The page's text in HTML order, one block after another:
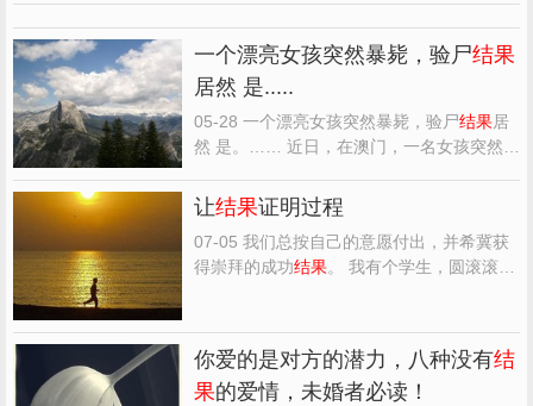
够。 ◎千万别在最能吃苦的年纪选择了安逸
当你不去旅行，不去冒险，不去拼一份奖学
金，不过没试过的生...
一个漂亮女孩突然暴毙，验尸结果
居然 是.....
05-28 一个漂亮女孩突然暴毙，验尸结果居
然 是。…… 近日，在澳门，一名女孩突然无
黄泉， 经过初步验尸.断定为因砒霜中毒而死
亡。那砒霜从何而来？一名医学院的教授被
邀赶来协助调查。 教授仔细地察看了死者胃
中取物，不到...
让结果证明过程
07-05 我们总按自己的意愿付出，并希冀获
得崇拜的成功结果。 我有个学生，圆滚滚的
还没有进步呢？ 我向来不喜欢和学生废话，
但是烈女怕郎缠，...
你爱的是对方的潜力，八种没有结
果的爱情，未婚者必读！